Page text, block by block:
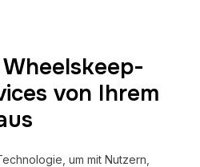
von Ihrem
um mit Nutzern,